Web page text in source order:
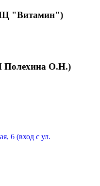
"Витамин")
Полехина О.Н.)
6 (вход с ул.